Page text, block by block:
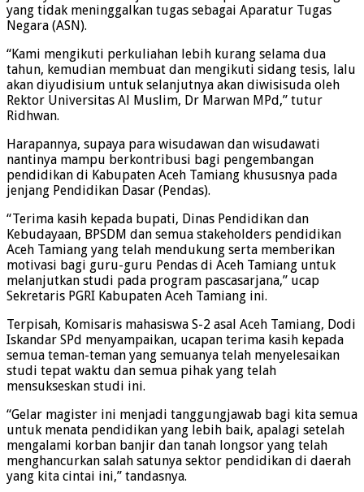
yang tidak meninggalkan tugas sebagai Aparatur Tugas
Negara (ASN).
“Kami mengikuti perkuliahan lebih kurang selama dua
tahun, kemudian membuat dan mengikuti sidang tesis, lalu
akan diyudisium untuk selanjutnya akan diwisisuda oleh
Rektor Universitas Al Muslim, Dr Marwan MPd,” tutur
Ridhwan.
Harapannya, supaya para wisudawan dan wisudawati
nantinya mampu berkontribusi bagi pengembangan
pendidikan di Kabupaten Aceh Tamiang khususnya pada
jenjang Pendidikan Dasar (Pendas).
“Terima kasih kepada bupati, Dinas Pendidikan dan
Kebudayaan, BPSDM dan semua stakeholders pendidikan
Aceh Tamiang yang telah mendukung serta memberikan
motivasi bagi guru-guru Pendas di Aceh Tamiang untuk
melanjutkan studi pada program pascasarjana,” ucap
Sekretaris PGRI Kabupaten Aceh Tamiang ini.
Terpisah, Komisaris mahasiswa S-2 asal Aceh Tamiang, Dodi
Iskandar SPd menyampaikan, ucapan terima kasih kepada
semua teman-teman yang semuanya telah menyelesaikan
studi tepat waktu dan semua pihak yang telah
mensukseskan studi ini.
“Gelar magister ini menjadi tanggungjawab bagi kita semua
untuk menata pendidikan yang lebih baik, apalagi setelah
mengalami korban banjir dan tanah longsor yang telah
menghancurkan salah satunya sektor pendidikan di daerah
yang kita cintai ini,” tandasnya.